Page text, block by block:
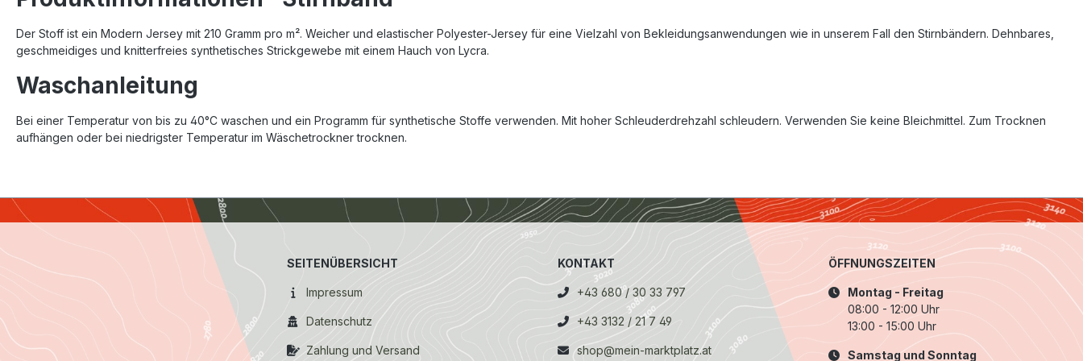
Der Stoff ist ein Modern Jersey mit 210 Gramm pro m². Weicher und elastischer Polyester-Jersey für eine Vielzahl von Bekleidungsanwendungen wie in unserem Fall den Stirnbändern. Dehnbares,
geschmeidiges und knitterfreies synthetisches Strickgewebe mit einem Hauch von Lycra.
Waschanleitung
Bei einer Temperatur von bis zu 40°C waschen und ein Programm für synthetische Stoffe verwenden. Mit hoher Schleuderdrehzahl schleudern. Verwenden Sie keine Bleichmittel. Zum Trocknen
aufhängen oder bei niedrigster Temperatur im Wäschetrockner trocknen.
SEITENÜBERSICHT
Impressum
Datenschutz
Zahlung und Versand
KONTAKT
+43 680 / 30 33 797
+43 3132 / 21 7 49
shop@mein-marktplatz.at
ÖFFNUNGSZEITEN
Montag - Freitag
08:00 - 12:00 Uhr
13:00 - 15:00 Uhr
Samstag und Sonntag